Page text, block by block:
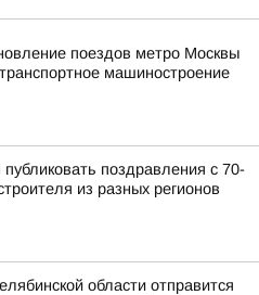
поездов метро Москвы
машиностроение
поздравления с 70-
из разных регионов
области отправится